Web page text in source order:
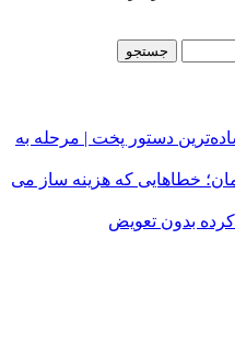
دستور پخت | مرحله به
خطاهایی که هزینه ساز می
بدون تعویض